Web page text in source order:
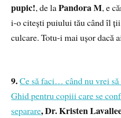
pupic!, de laPandora M, e
i-o citești puiului tău când îl
culcare. Totu-i mai ușor dacă
9.Ce să faci… când nu vrei
Ghid pentru copiii care se
separare,Dr. Kristen